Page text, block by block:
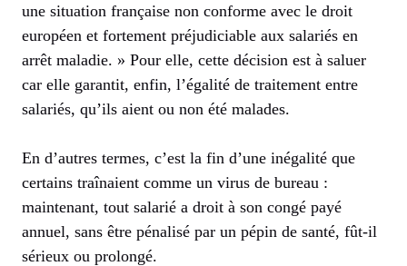
une situation française non conforme avec le droit
européen et fortement préjudiciable aux salariés en
arrêt maladie. » Pour elle, cette décision est à saluer
car elle garantit, enfin, l’égalité de traitement entre
salariés, qu’ils aient ou non été malades.
En d’autres termes, c’est la fin d’une inégalité que
certains traînaient comme un virus de bureau :
maintenant, tout salarié a droit à son congé payé
annuel, sans être pénalisé par un pépin de santé, fût-il
sérieux ou prolongé.